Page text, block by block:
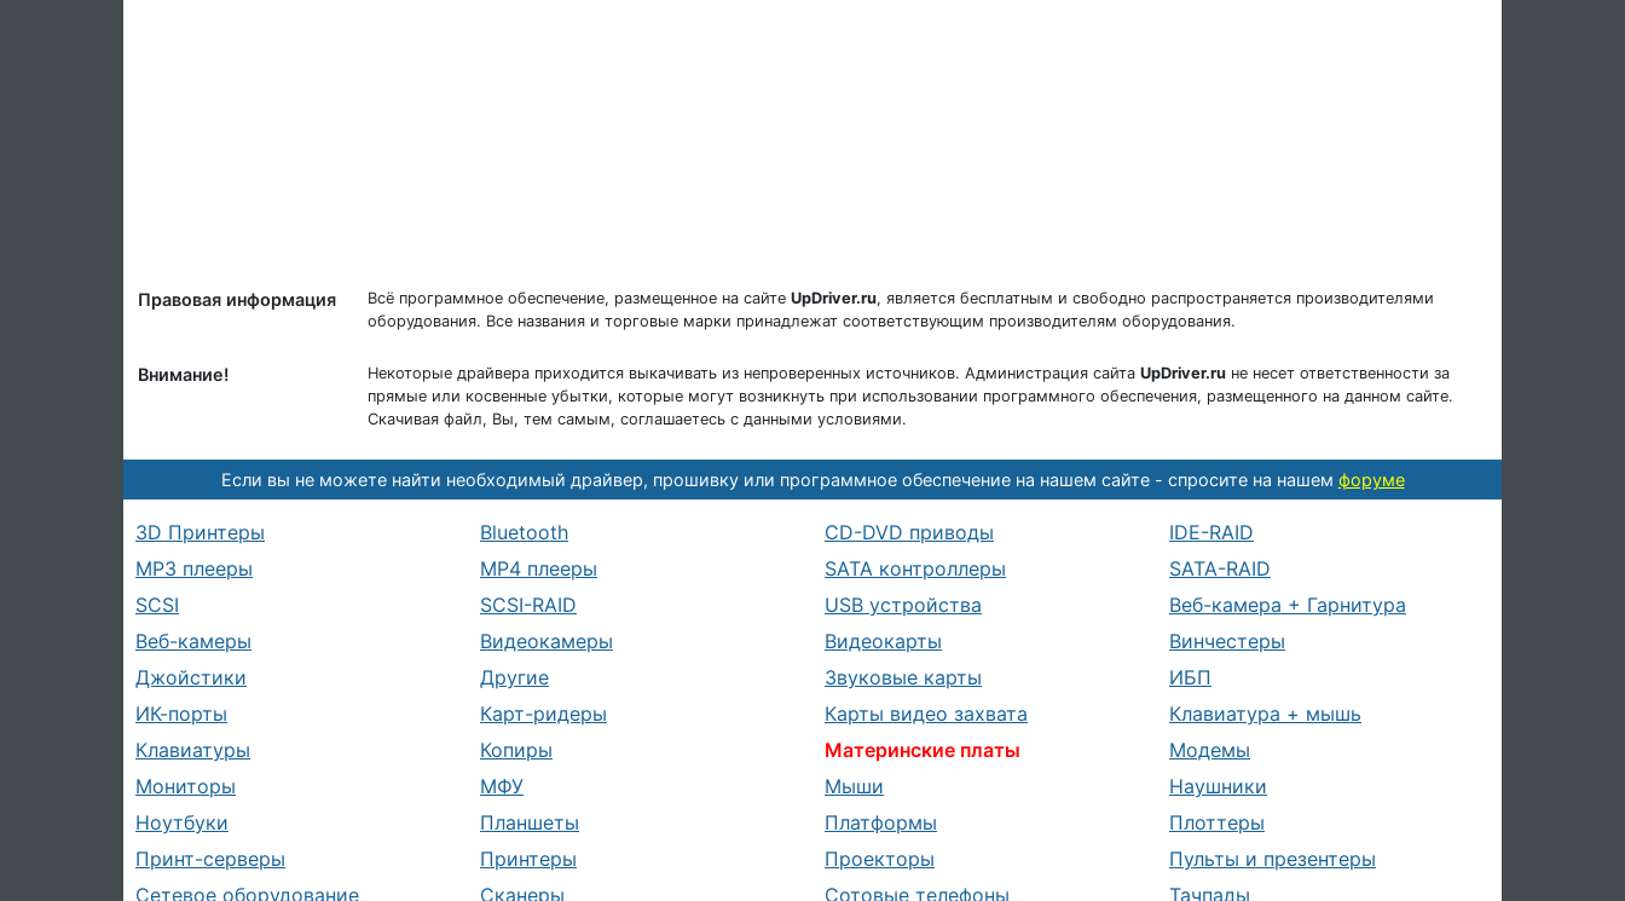
Правовая информация Всё программное обеспечение, размещенное на сайте UpDriver.ru, является бесплатным и свободно распространяется производителями
оборудования. Все названия и торговые марки принадлежат соответствующим производителям оборудования.
Внимание! Некоторые драйвера приходится выкачивать из непроверенных источников. Администрация сайта UpDriver.ru не несет ответственности за
прямые или косвенные убытки, которые могут возникнуть при использовании программного обеспечения, размещенного на данном сайте.
Скачивая файл, Вы, тем самым, соглашаетесь с данными условиями.
Если вы не можете найти необходимый драйвер, прошивку или программное обеспечение на нашем сайте - спросите на нашем форуме
3D Принтеры Bluetooth CD-DVD приводы
IDE-RAID
MP3 плееры
MP4 плееры SATA контроллеры
SATA-RAID
SCSI
SCSI-RAID USB устройства
Веб-камера + Гарнитура
Веб-камеры
Видеокамеры Видеокарты
Винчестеры
Джойстики
Другие Звуковые карты
ИБП
ИК-порты
Карт-ридеры Карты видео захвата
Клавиатура + мышь
Клавиатуры
Копиры Материнские платы
Модемы
Мониторы
МФУ Мыши
Наушники
Ноутбуки
Планшеты Платформы
Плоттеры
Принт-серверы
Принтеры Проекторы
Пульты и презентеры
Сетевое оборудование
Сканеры Сотовые телефоны Тачпады